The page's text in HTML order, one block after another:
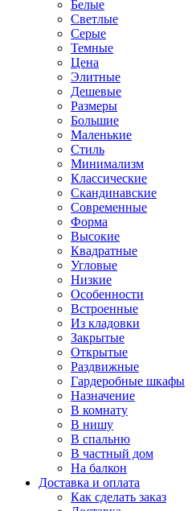
Белые
Светлые
Серые
Темные
Цена
Элитные
Дешевые
Размеры
Большие
Маленькие
Стиль
Минимализм
Классические
Скандинавские
Современные
Форма
Высокие
Квадратные
Угловые
Низкие
Особенности
Встроенные
Из кладовки
Закрытые
Открытые
Раздвижные
Гардеробные шкафы
Назначение
В комнату
В нишу
В спальню
В частный дом
На балкон
Доставка и оплата
Как сделать заказ